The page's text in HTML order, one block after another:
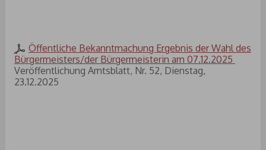
Öffentliche Bekanntmachung Ergebnis der Wahl des
Bürgermeisters/der Bürgermeisterin am 07.12.2025
Veröffentlichung Amtsblatt, Nr. 52, Dienstag,
23.12.2025